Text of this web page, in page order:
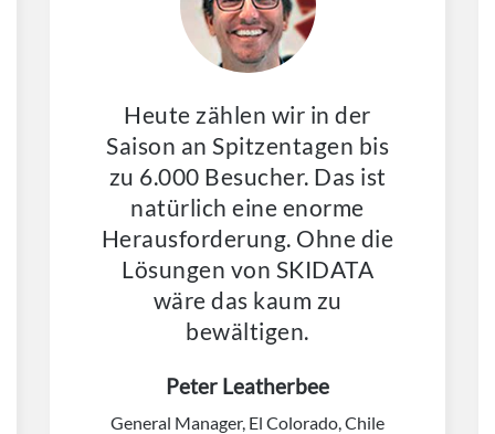
Heute zählen wir in der
Saison an Spitzentagen bis
zu 6.000 Besucher. Das ist
natürlich eine enorme
Herausforderung. Ohne die
Lösungen von SKIDATA
wäre das kaum zu
bewältigen.
Peter Leatherbee
General Manager, El Colorado, Chile